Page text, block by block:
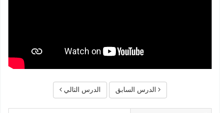
الدرس السابق الدرس التالي